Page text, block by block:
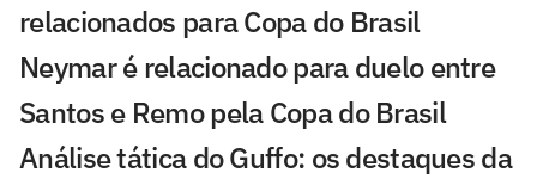
relacionados para Copa do Brasil
Neymar é relacionado para duelo entre
Santos e Remo pela Copa do Brasil
Análise tática do Guffo: os destaques da